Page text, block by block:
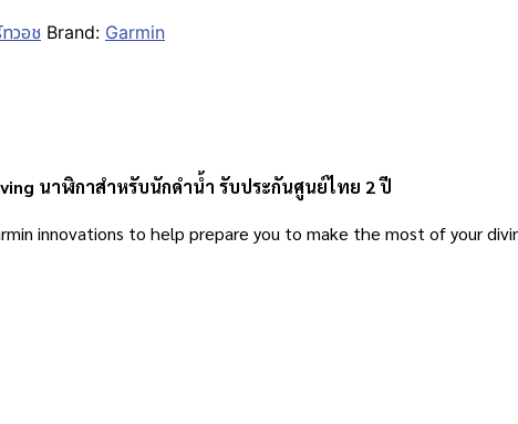
วอช Brand: Garmin
นาฬิกาสำหรับนักดำน้ำ รับประกันศูนย์ไทย 2 ปี
innovations to help prepare you to make the most of your